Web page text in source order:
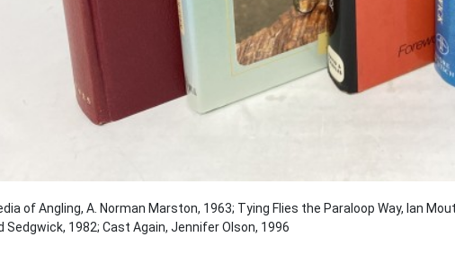
of Angling, A. Norman Marston, 1963; Tying Flies the Paraloop Way, Ian
Sedgwick, 1982; Cast Again, Jennifer Olson, 1996